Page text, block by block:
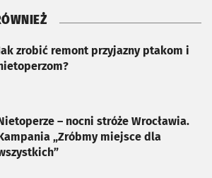
zrobić remont przyjazny ptakom i
karcie
– nocni stróże Wrocławia.
„Zróbmy miejsce dla
karcie